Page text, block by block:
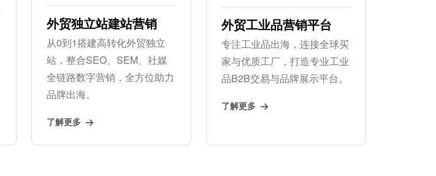
外贸独立站建站营销
从0到1搭建高转化外贸独立
站，整合SEO、SEM、社媒
全链路数字营销，全方位助力
品牌出海。
了解更多
外贸工业品营销平台
专注工业品出海，连接全球买
家与优质工厂，打造专业工业
品B2B交易与品牌展示平台。
了解更多